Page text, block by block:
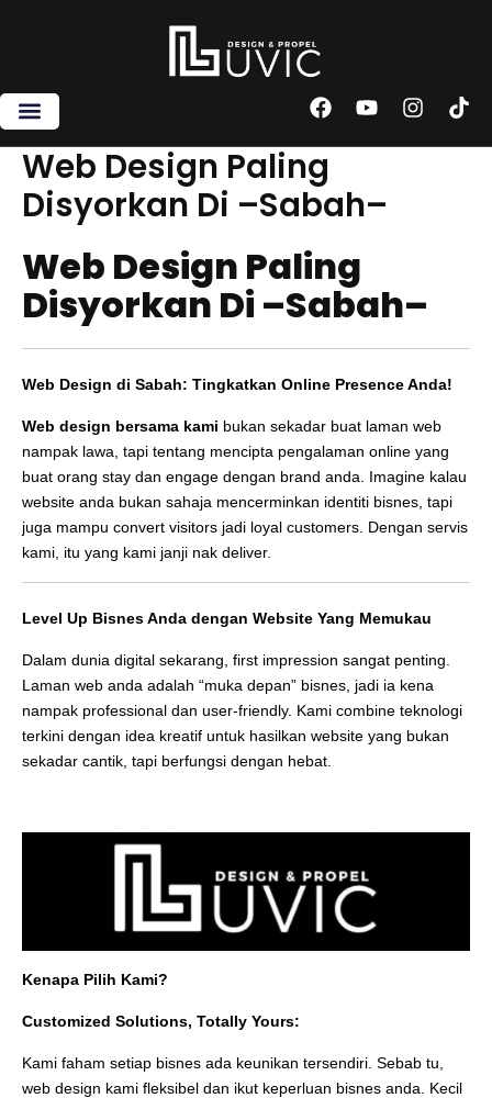
F
c
e
b
o
k
Y
u
I
s
T
k
Web Design Paling
Disyorkan Di –Sabah–
Web Design Paling
Disyorkan Di –Sabah–
Web Design di Sabah: Tingkatkan Online Presence Anda!
Web design bersama kami bukan sekadar buat laman web
nampak lawa, tapi tentang mencipta pengalaman online yang
buat orang stay dan engage dengan brand anda. Imagine kalau
website anda bukan sahaja mencerminkan identiti bisnes, tapi
juga mampu convert visitors jadi loyal customers. Dengan servis
kami, itu yang kami janji nak deliver.
Level Up Bisnes Anda dengan Website Yang Memukau
Dalam dunia digital sekarang, first impression sangat penting.
Laman web anda adalah “muka depan” bisnes, jadi ia kena
nampak professional dan user-friendly. Kami combine teknologi
terkini dengan idea kreatif untuk hasilkan website yang bukan
sekadar cantik, tapi berfungsi dengan hebat.
Kenapa Pilih Kami?
Customized Solutions, Totally Yours:
Kami faham setiap bisnes ada keunikan tersendiri. Sebab tu,
web design kami fleksibel dan ikut keperluan bisnes anda. Kecil